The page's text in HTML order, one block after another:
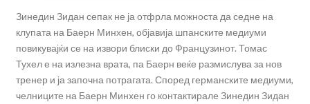
Зинедин Зидан сепак не ја отфрла можноста да седне на
клупата на Баерн Минхен, објавија шпанските медиуми
повикувајќи се на извори блиски до Французинот. Томас
Тухел е на излезна врата, па Баерн веќе размислува за нов
тренер и ја започна потрагата. Според германските медиуми,
челниците на Баерн Минхен го контактирале Зинедин Зидан